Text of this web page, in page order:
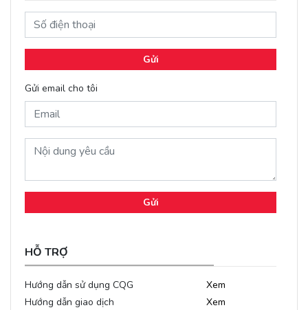
Gửi
Gửi email cho tôi
Gửi
HỖ TRỢ
Hướng dẫn sử dụng CQG
Xem
Hướng dẫn giao dịch
Xem